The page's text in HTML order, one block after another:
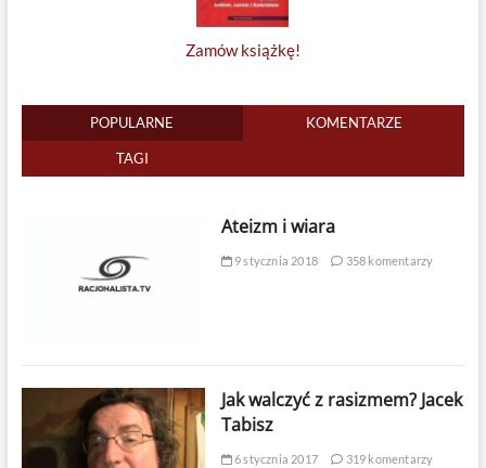
Zamów książkę!
POPULARNE KOMENTARZE
TAGI
Ateizm i wiara
9 stycznia 2018 358 komentarzy
Jak walczyć z rasizmem? Jacek
Tabisz
6 stycznia 2017 319 komentarzy